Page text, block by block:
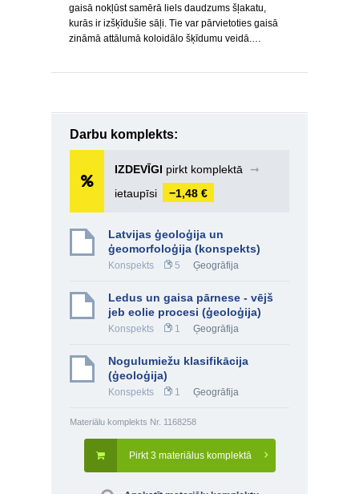
gaisā nokļūst samērā liels daudzums šļakatu,
kurās ir izšķīdušie sāļi. Tie var pārvietoties gaisā
zināmā attālumā koloidālo šķīdumu veidā.…
Darbu komplekts:
IZDEVĪGI pirkt komplektā
➞
ietaupīsi
−1,48 €
Latvijas ģeoloģija un
ģeomorfoloģija (konspekts)
Konspekts 5 Ģeogrāfija
Ledus un gaisa pārnese - vējš
jeb eolie procesi (ģeoloģija)
Konspekts 1 Ģeogrāfija
Nogulumiežu klasifikācija
(ģeoloģija)
Konspekts 1 Ģeogrāfija
Materiālu komplekts Nr. 1168258
Pirkt 3 materiālus komplektā